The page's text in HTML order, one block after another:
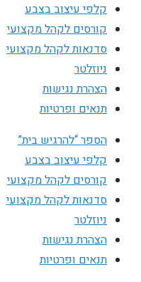
קלפי עיצוב בצבע
קורסים לקהל מקצועי
סדנאות לקהל מקצועי
ניוזלטר
הצהרת נגישות
תנאים ופרטיות
הספר “להרגיש בית”
קלפי עיצוב בצבע
קורסים לקהל מקצועי
סדנאות לקהל מקצועי
ניוזלטר
הצהרת נגישות
תנאים ופרטיות